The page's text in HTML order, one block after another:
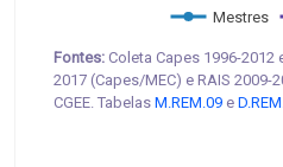
Mestres
Fontes: Coleta Capes 1996-2012
2017 (Capes/MEC) e RAIS 2009-
CGEE. Tabelas M.REM.09 e